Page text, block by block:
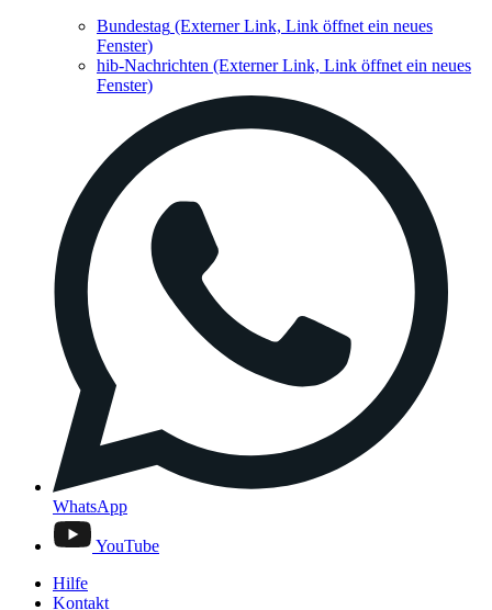
Bundestag (Externer Link, Link öffnet ein neues
Fenster)
hib-Nachrichten (Externer Link, Link öffnet ein neues
Fenster)
WhatsApp
YouTube
Hilfe
Kontakt